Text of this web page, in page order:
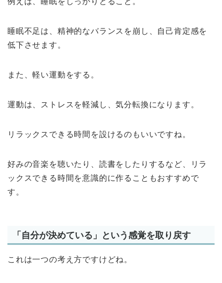
睡眠不足は、精神的なバランスを崩し、自己肯定感を
低下させます。
また、軽い運動をする。
運動は、ストレスを軽減し、気分転換になります。
リラックスできる時間を設けるのもいいですね。
好みの音楽を聴いたり、読書をしたりするなど、リラ
ックスできる時間を意識的に作ることもおすすめで
す。
「自分が決めている」という感覚を取り戻す
これは一つの考え方ですけどね。